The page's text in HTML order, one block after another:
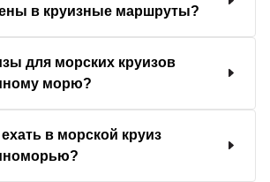
в круизные маршруты?
для морских круизов
морю?
в морской круиз